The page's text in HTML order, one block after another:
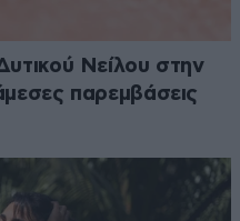
Νείλου στην
παρεμβάσεις